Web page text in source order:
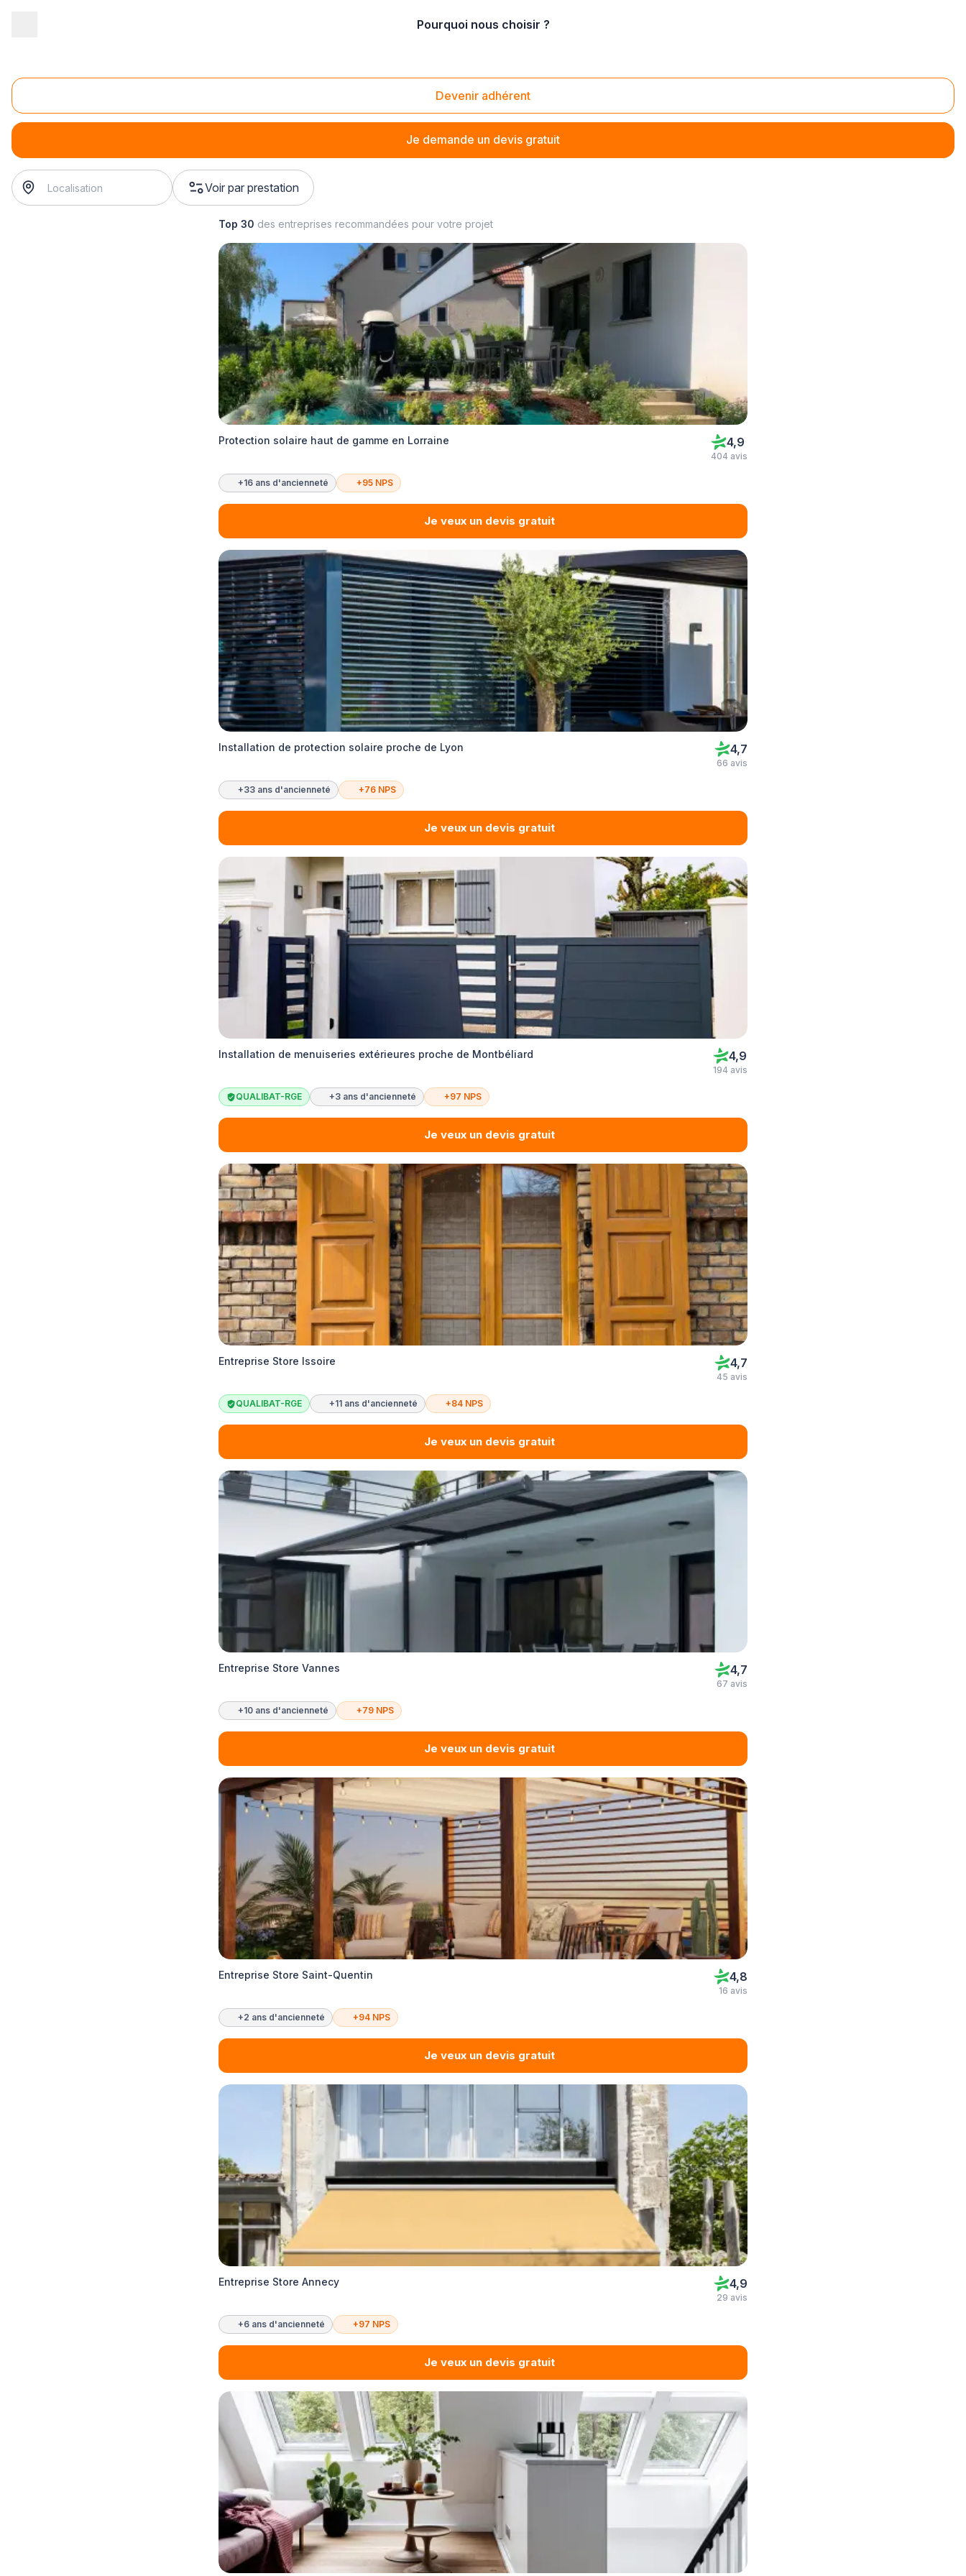
Pourquoi nous choisir ?
Devenir adhérent
Je demande un devis gratuit
Rénovation de store motorisé
rénovation de store motorisé
Voir par prestation
Top 30 des entreprises recommandées pour votre projet
Protection solaire haut de gamme en Lorraine 4,9
404 avis
+16 ans d'ancienneté +95 NPS
Je veux un devis gratuit
Installation de protection solaire proche de Lyon 4,7
66 avis
+33 ans d'ancienneté +76 NPS
Je veux un devis gratuit
Installation de menuiseries extérieures proche de Montbéliard 4,9
194 avis
QUALIBAT-RGE +3 ans d'ancienneté +97 NPS
Je veux un devis gratuit
Entreprise Store Issoire 4,7
45 avis
QUALIBAT-RGE +11 ans d'ancienneté +84 NPS
Je veux un devis gratuit
Entreprise Store Vannes 4,7
67 avis
+10 ans d'ancienneté +79 NPS
Je veux un devis gratuit
Entreprise Store Saint-Quentin 4,8
16 avis
+2 ans d'ancienneté +94 NPS
Je veux un devis gratuit
Entreprise Store Annecy 4,9
29 avis
+6 ans d'ancienneté +97 NPS
Je veux un devis gratuit